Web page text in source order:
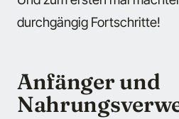
durchgängig Fortschritte!
Anfänger und